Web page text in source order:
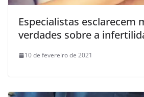
Especialistas esclarecem
verdades sobre a
10 de fevereiro de 2021